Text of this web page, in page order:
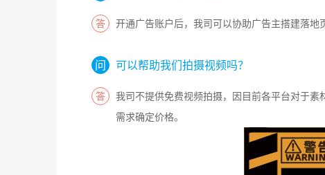
开通广告账户后，我司可以协助广告主搭建落地
可以帮助我们拍摄视频吗？
我司不提供免费视频拍摄，因目前各平台对于
需求确定价格。